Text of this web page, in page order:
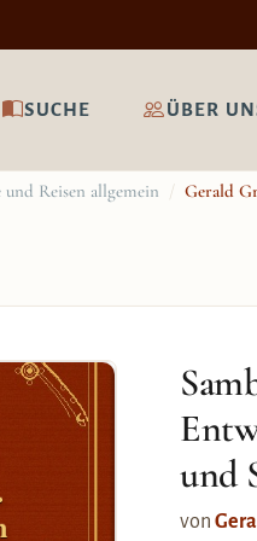
SUCHE ÜBER
und Reisen allgemein / Gerald
und
von